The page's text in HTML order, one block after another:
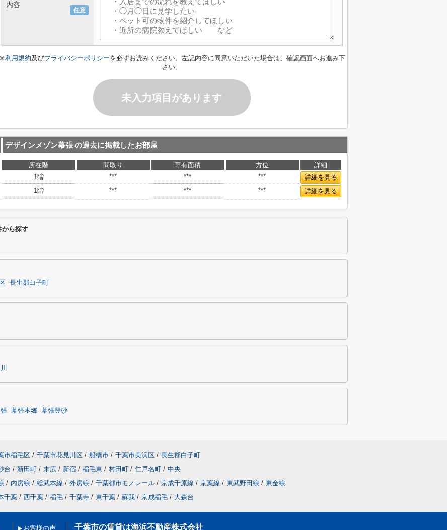
任意
内容
※利用規約及びプライバシーポリシーを必ずお読みください。左記内容に同意いただいた場合は、確認画面へお進み下
さい。
未入力項目があります
デザインメゾン幕張の過去に掲載したお部屋
所在階 間取り 専有面積 方位
詳細
1階
*** *** ***
詳細を見る
1階
*** *** *** 詳細を見る
から探す
長生郡白子町
幕張本郷 幕張豊砂
市稲毛区 / 千葉市花見川区 / 船橋市 / 千葉市美浜区 / 長生郡白子町
台 / 新田町 / 末広 / 新宿 / 稲毛東 / 村田町 / 仁戸名町 / 中央
/ 内房線 / 総武本線 / 外房線 / 千葉都市モノレール / 京成千原線 / 京葉線 / 東武野田線 / 東金線
千葉 / 西千葉 / 稲毛 / 千葉寺 / 東千葉 / 蘇我 / 京成稲毛 / 大森台
お客様の声 千葉市の賃貸は海浜不動産株式会社